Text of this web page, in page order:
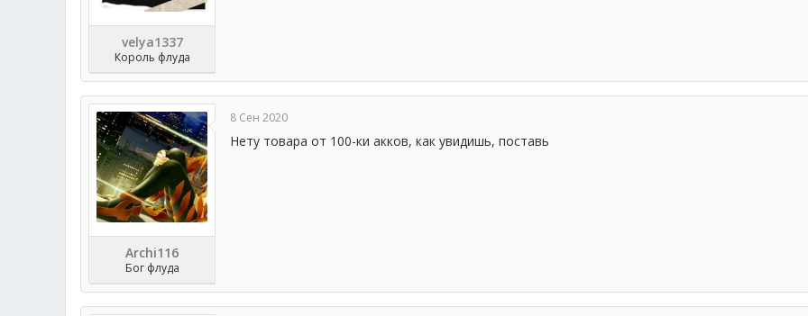
velya1337
Король флуда
Archi116
Бог флуда
8 Сен 2020
Нету товара от 100-ки акков, как увидишь, поставь